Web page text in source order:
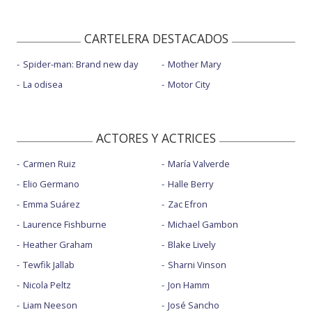
CARTELERA DESTACADOS
Spider-man: Brand new day
La odisea
Mother Mary
Motor City
ACTORES Y ACTRICES
Carmen Ruiz
Elio Germano
Emma Suárez
Laurence Fishburne
Heather Graham
Tewfik Jallab
Nicola Peltz
Liam Neeson
María Valverde
Halle Berry
Zac Efron
Michael Gambon
Blake Lively
Sharni Vinson
Jon Hamm
José Sancho